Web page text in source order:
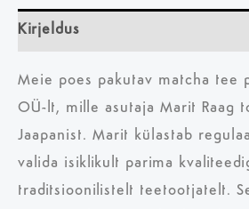
Kirjeldus
Meie poes pakutav matcha tee
OÜ-lt, mille asutaja Marit Raag
Jaapanist. Marit külastab
valida isiklikult parima
traditsioonilistelt teetootjatelt.